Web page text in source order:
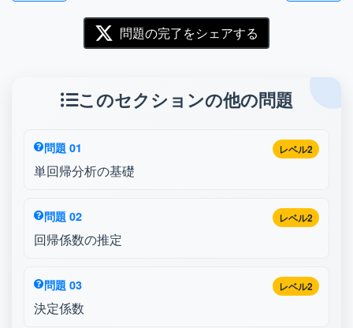
問題の完了をシェアする
このセクションの他の問題
レベル2
問題 01
単回帰分析の基礎
レベル2
問題 02
回帰係数の推定
レベル2
問題 03
決定係数